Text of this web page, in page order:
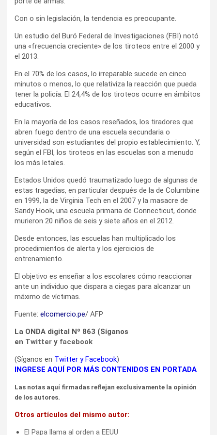
Con o sin legislación, la tendencia es preocupante.
Un estudio del Buró Federal de Investigaciones (FBI) notó
una «frecuencia creciente» de los tiroteos entre el 2000 y
el 2013.
En el 70% de los casos, lo irreparable sucede en cinco
minutos o menos, lo que relativiza la reacción que pueda
tener la policía. El 24,4% de los tiroteos ocurre en ámbitos
educativos.
En la mayoría de los casos reseñados, los tiradores que
abren fuego dentro de una escuela secundaria o
universidad son estudiantes del propio establecimiento. Y,
según el FBI, los tiroteos en las escuelas son a menudo
los más letales.
Estados Unidos quedó traumatizado luego de algunas de
estas tragedias, en particular después de la de Columbine
en 1999, la de Virginia Tech en el 2007 y la masacre de
Sandy Hook, una escuela primaria de Connecticut, donde
murieron 20 niños de seis y siete años en el 2012.
Desde entonces, las escuelas han multiplicado los
procedimientos de alerta y los ejercicios de
entrenamiento.
El objetivo es enseñar a los escolares cómo reaccionar
ante un individuo que dispara a ciegas para alcanzar un
máximo de víctimas.
Fuente: elcomercio.pe/ AFP
La ONDA digital Nº 863 (Síganos
en Twitter y facebook
(Síganos en Twitter yFacebook)
INGRESE AQUÍ POR MÁS CONTENIDOS EN PORTADA
Las notas aquí firmadas reflejan exclusivamente la opinión
de los autores.
Otros artículos del mismo autor:
El Papa llama al orden a EEUU